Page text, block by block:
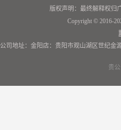
版权声明：最终解释权归
Copyright © 2016-
公司地址：金阳店：贵阳市观山湖区世纪金
贵